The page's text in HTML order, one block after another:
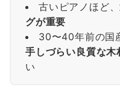
古いピアノほど、
グが重要
30〜40年前の国
手しづらい良質な木
い